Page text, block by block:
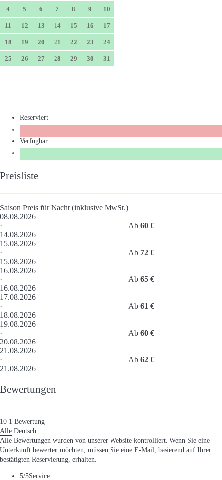
4 5 6 7 8 9 10
11 12 13 14 15 16 17
18 19 20 21 22 23 24
25 26 27 28 29 30 31
Reserviert
Verfügbar
Preisliste
Saison Preis für Nacht (inklusive MwSt.)
08.08.2026
·
14.08.2026
Ab 60 €
15.08.2026
·
15.08.2026
Ab 72 €
16.08.2026
·
16.08.2026
Ab 65 €
17.08.2026
·
18.08.2026
Ab 61 €
19.08.2026
·
20.08.2026
Ab 60 €
21.08.2026
·
21.08.2026
Ab 62 €
Bewertungen
10 1 Bewertung
Alle Deutsch
Alle Bewertungen wurden von unserer Website kontrolliert. Wenn Sie eine
Unterkunft bewerten möchten, müssen Sie eine E-Mail, basierend auf Ihrer
bestätigten Reservierung, erhalten.
5/5Service